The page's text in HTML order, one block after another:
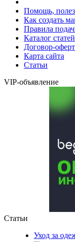
Помощь,
Как создать
Правила
Каталог статей
Договор-
Карта сайта
Статьи
VIP-объявление
Статьи
Уход за